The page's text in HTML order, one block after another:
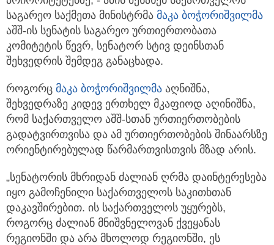
საგარეო საქმეთა მინისტრმა მაკა ბოჭორიშვილმა
აშშ-ის სენატის საგარეო ურთიერთობათა
კომიტეტის წევრ, სენატორ სტივ დეინსთან
შეხვედრის შემდეგ განაცხადა.
როგორც მაკა ბოჭორიშვილმა აღნიშნა,
შეხვედრაზე კიდევ ერთხელ მკაფიოდ აღინიშნა,
რომ საქართველო აშშ-სთან ურთიერთობების
გადატვირთვისა და ამ ურთიერთობების შინაარსზე
ორიენტირებულად წარმართვისთვის მზად არის.
„სენატორის მხრიდან ძალიან ღრმა დაინტერესება
იყო გამოჩენილი საქართველოს საკითხთან
დაკავშირებით. ის საქართველოს უყურებს,
როგორც ძალიან მნიშვნელოვან ქვეყანას
რეგიონში და არა მხოლოდ რეგიონში, ეს